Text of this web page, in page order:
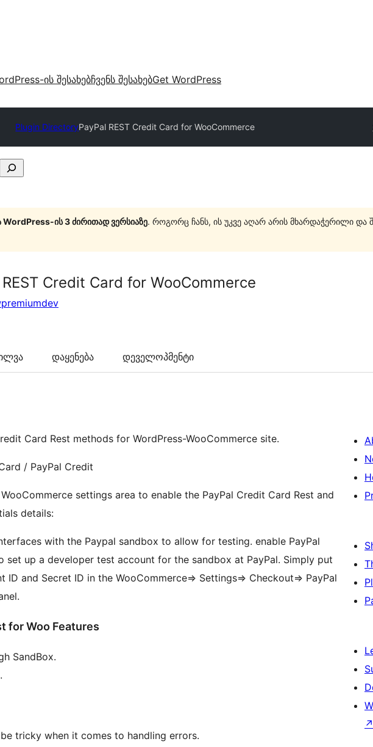
ის შესახებჩვენს შესახებGet WordPress
Plugin DirectoryPayPal REST Credit Card for WooCommerce
ის 3 ძირითად ვერსიაზე. როგორც ჩანს, ის უკვე აღარ არის მხარდაჭერილი და
Credit Card for WooCommerce
დაყენება დეველოპმენტი
Card Rest methods for WordPress-WooCommerce site.
/ PayPal Credit
settings area to enable the PayPal Credit Card Rest and
details:
with the Paypal sandbox to allow for testing. enable PayPal
set up a developer test account for the sandbox at PayPal. Simply put
ID and Secret ID in the WooCommerce=> Settings=> Checkout=> PayPal
for Woo Features
SandBox.
be tricky when it comes to handling errors.
↗